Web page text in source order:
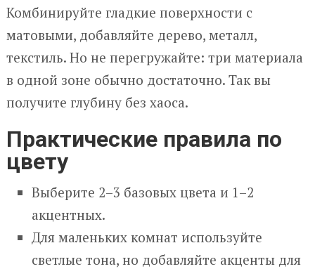
Комбинируйте гладкие поверхности с
матовыми, добавляйте дерево, металл,
текстиль. Но не перегружайте: три материала
в одной зоне обычно достаточно. Так вы
получите глубину без хаоса.
Практические правила по
цвету
Выберите 2–3 базовых цвета и 1–2
акцентных.
Для маленьких комнат используйте
светлые тона, но добавляйте акценты для